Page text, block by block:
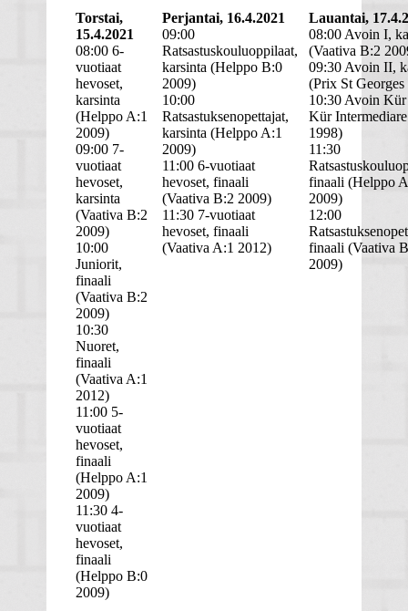
Torstai,
15.4.2021
08:00 6-
vuotiaat
hevoset,
karsinta
(Helppo A:1
2009)
09:00 7-
vuotiaat
hevoset,
karsinta
(Vaativa B:2
2009)
10:00
Juniorit,
finaali
(Vaativa B:2
2009)
10:30
Nuoret,
finaali
(Vaativa A:1
2012)
11:00 5-
vuotiaat
hevoset,
finaali
(Helppo A:1
2009)
11:30 4-
vuotiaat
hevoset,
finaali
(Helppo B:0
2009)
Perjantai, 16.4.2021
09:00
Ratsastuskouluoppilaat,
karsinta (Helppo B:0
2009)
10:00
Ratsastuksenopettajat,
karsinta (Helppo A:1
2009)
11:00 6-vuotiaat
hevoset, finaali
(Vaativa B:2 2009)
11:30 7-vuotiaat
hevoset, finaali
(Vaativa A:1 2012)
Lauantai,
08:00 Avoin I,
(Vaativa B:2
09:30 Avoin II,
(Prix St
10:30 Avoin
Kür
1998)
11:30
finaali (Helppo
2009)
12:00
finaali (Vaativa
2009)